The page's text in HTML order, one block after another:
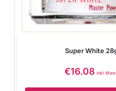
Super White
€16.08 inkl